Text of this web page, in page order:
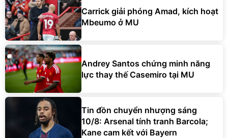
Carrick giải phóng Amad, kích hoạt
Mbeumo ở MU
Andrey Santos chứng minh năng
lực thay thế Casemiro tại MU
Tin đồn chuyển nhượng sáng
10/8: Arsenal tính tranh Barcola;
Kane cam kết với Bayern